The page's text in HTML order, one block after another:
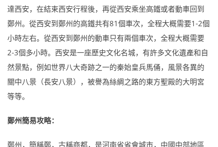
達西安，在結束西安行程後，再從西安乘坐高鐵或者動車回到
鄭州。從西安到鄭州的高鐵共有81個車次，全程大概需要1-2個
小時左右。從西安到鄭州的動車只有兩個車次，全程大概需要
2-3個多小時。西安是一座歷史文化名城，有許多文化遺產和自
然景點，例如世界八大奇跡之一的秦始皇兵馬俑，風景各異的
關中八景（長安八景），被譽為絲綢之路的東方聖殿的大明宮
等等。
鄭州簡易攻略：
鄭州，簡稱鄭，古稱商都，是河南省省會城市，中國中部地區